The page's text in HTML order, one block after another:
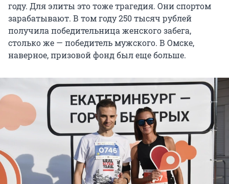
году. Для элиты это тоже трагедия. Они спортом
зарабатывают. В том году 250 тысяч рублей
получила победительница женского забега,
столько же — победитель мужского. В Омске,
наверное, призовой фонд был еще больше.